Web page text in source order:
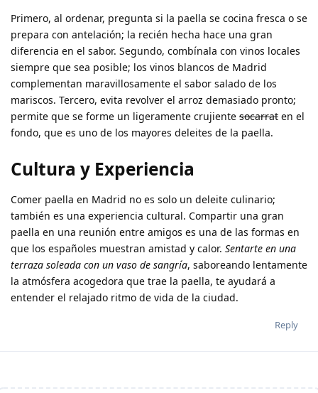
Primero, al ordenar, pregunta si la paella se cocina fresca o se
prepara con antelación; la recién hecha hace una gran
diferencia en el sabor. Segundo, combínala con vinos locales
siempre que sea posible; los vinos blancos de Madrid
complementan maravillosamente el sabor salado de los
mariscos. Tercero, evita revolver el arroz demasiado pronto;
permite que se forme un ligeramente crujiente socarrat en el
fondo, que es uno de los mayores deleites de la paella.
Cultura y Experiencia
Comer paella en Madrid no es solo un deleite culinario;
también es una experiencia cultural. Compartir una gran
paella en una reunión entre amigos es una de las formas en
que los españoles muestran amistad y calor. Sentarte en una
terraza soleada con un vaso de sangría, saboreando lentamente
la atmósfera acogedora que trae la paella, te ayudará a
entender el relajado ritmo de vida de la ciudad.
Reply